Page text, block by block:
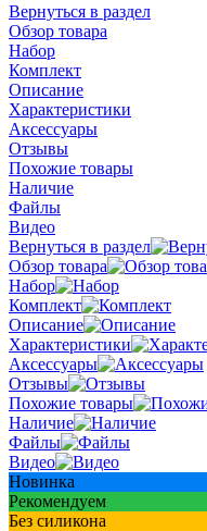
Вернуться в раздел
Обзор товара
Набор
Комплект
Описание
Характеристики
Аксессуары
Отзывы
Похожие товары
Наличие
Файлы
Видео
Вернуться в раздел
Обзор товара
Набор
Комплект
Описание
Характеристики
Аксессуары
Отзывы
Похожие товары
Наличие
Файлы
Видео
Новинка
Рекомендуем
Без силикона